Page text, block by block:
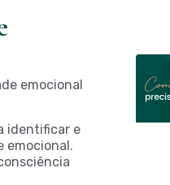
emocional
identificar e
emocional.